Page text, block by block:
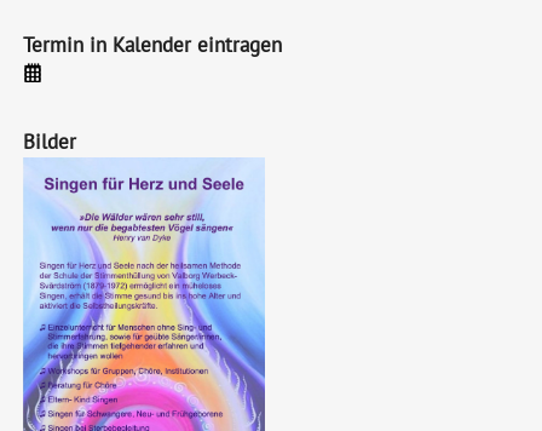
Termin in Kalender eintragen
Bilder